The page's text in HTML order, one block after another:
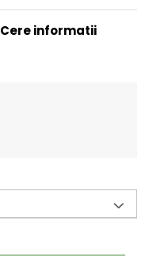
Cere informatii